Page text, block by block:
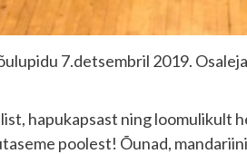
7.detsembril 2019.
hapukapsast ning loomulikult
poolest! Õunad,